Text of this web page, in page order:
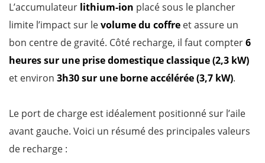
L’accumulateur lithium-ion placé sous le plancher
limite l’impact sur levolume du coffre et assure un
bon centre de gravité. Côté recharge, il faut compter6
heures sur une prise domestique classique (2,3 kW)
et environ 3h30 sur une borne accélérée (3,7 kW).
Le port de charge est idéalement positionné sur l’aile
avant gauche. Voici un résumé des principales valeurs
de recharge :